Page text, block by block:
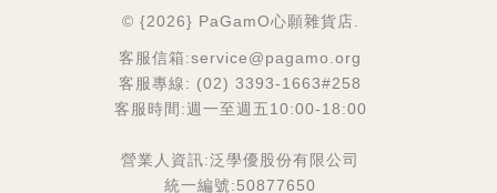
© {2026} PaGamO心願雜貨店.
客服信箱:service@pagamo.org
客服專線: (02) 3393-1663#258
客服時間:週一至週五10:00-18:00
營業人資訊:泛學優股份有限公司
統一編號:50877650